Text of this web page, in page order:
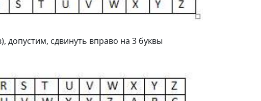
допустим, сдвинуть вправо на 3 буквы